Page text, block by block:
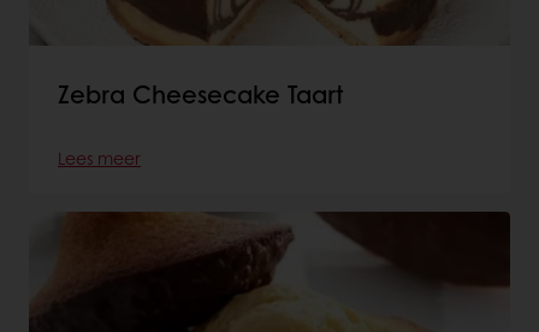
Zebra Cheesecake Taart
Lees meer